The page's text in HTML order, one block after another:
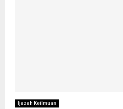
Ijazah Keilmuan